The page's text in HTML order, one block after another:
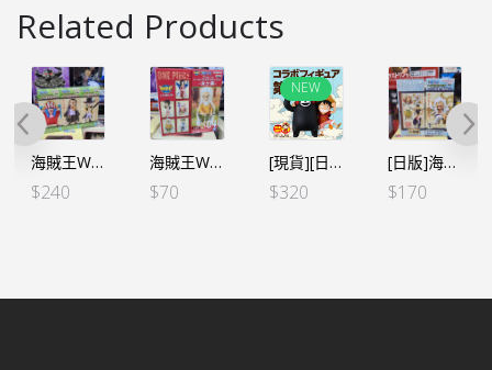
Related Products
海賊王WCF -和之國完結篇- 十字公會 (3個SET)
$240
海賊王WCF -女ヶ島- 雷利(行版)
$70
NEW
[現貨][日本限定]海賊王WCF -熊本復興企劃2- 路飛及熊本熊 (單盒)
$320
[日版]海賊王WCF -和之國鬼島篇- VOL.11 路飛 五檔 尼卡 (日)
$170